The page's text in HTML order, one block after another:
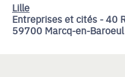
Lille
Entreprises et cités - 40
59700 Marcq-en-Baroeul